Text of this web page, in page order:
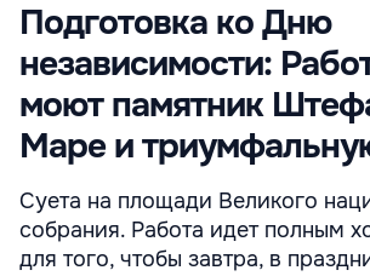
Подготовка ко Дню
независимости:
моют памятник
Маре и
Суета на площади Великого
собрания. Работа идет полным
для того, чтобы завтра, в